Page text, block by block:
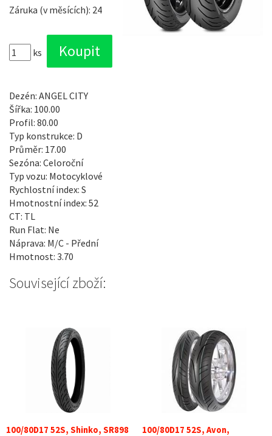
Záruka (v měsících): 24
ks
Dezén: ANGEL CITY
Šířka: 100.00
Profil: 80.00
Typ konstrukce: D
Průměr: 17.00
Sezóna: Celoroční
Typ vozu: Motocyklové
Rychlostní index: S
Hmotnostní index: 52
CT: TL
Run Flat: Ne
Náprava: M/C - Přední
Hmotnost: 3.70
Související zboží:
100/80D17 52S, Shinko, SR898
100/80D17 52S, Avon,